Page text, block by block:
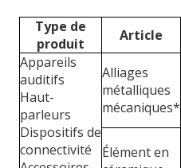
Type de
produit
Article
Appareils
auditifs
Haut-
parleurs
Dispositifs de
connectivité
Alliages
métalliques
mécaniques*
Élément en